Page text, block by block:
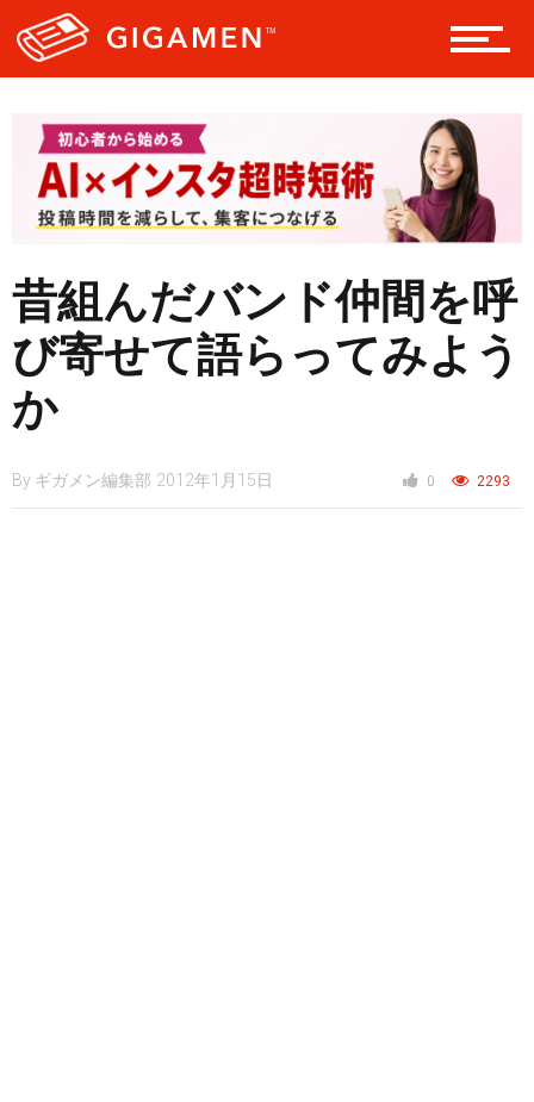
ヘルス・健康
スタイル
仮想通貨
昔組んだバンド仲間を呼
び寄せて語らってみよう
か
By ギガメン編集部 2012年1月15日 0 2293